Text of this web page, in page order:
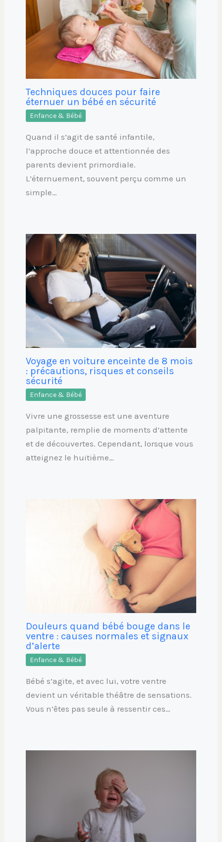
Techniques douces pour faire
éternuer un bébé en sécurité
Enfance & Bébé
Quand il s’agit de santé infantile,
l’approche douce et attentionnée des
parents devient primordiale.
L’éternuement, souvent perçu comme un
simple…
Voyage en voiture enceinte de 8 mois
: précautions, risques et conseils
sécurité
Enfance & Bébé
Vivre une grossesse est une aventure
palpitante, remplie de moments d’attente
et de découvertes. Cependant, lorsque vous
atteignez le huitième…
Douleurs quand bébé bouge dans le
ventre : causes normales et signaux
d’alerte
Enfance & Bébé
Bébé s’agite, et avec lui, votre ventre
devient un véritable théâtre de sensations.
Vous n’êtes pas seule à ressentir ces…